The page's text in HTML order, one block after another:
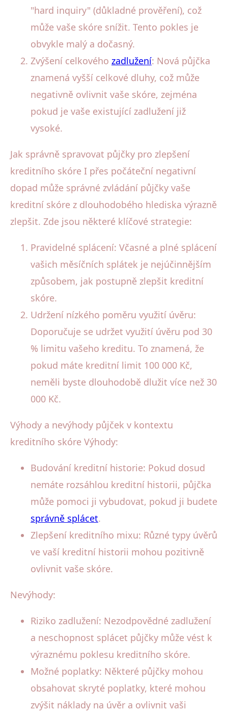
"hard inquiry" (důkladné prověření), což
může vaše skóre snížit. Tento pokles je
obvykle malý a dočasný.
Zvýšení celkového zadlužení: Nová půjčka
znamená vyšší celkové dluhy, což může
negativně ovlivnit vaše skóre, zejména
pokud je vaše existující zadlužení již
vysoké.
Jak správně spravovat půjčky pro zlepšení
kreditního skóre I přes počáteční negativní
dopad může správné zvládání půjčky vaše
kreditní skóre z dlouhodobého hlediska výrazně
zlepšit. Zde jsou některé klíčové strategie:
Pravidelné splácení: Včasné a plné splácení
vašich měsíčních splátek je nejúčinnějším
způsobem, jak postupně zlepšit kreditní
skóre.
Udržení nízkého poměru využití úvěru:
Doporučuje se udržet využití úvěru pod 30
% limitu vašeho kreditu. To znamená, že
pokud máte kreditní limit 100 000 Kč,
neměli byste dlouhodobě dlužit více než 30
000 Kč.
Výhody a nevýhody půjček v kontextu
kreditního skóre Výhody:
Budování kreditní historie: Pokud dosud
nemáte rozsáhlou kreditní historii, půjčka
může pomoci ji vybudovat, pokud ji budete
správně splácet.
Zlepšení kreditního mixu: Různé typy úvěrů
ve vaší kreditní historii mohou pozitivně
ovlivnit vaše skóre.
Nevýhody:
Riziko zadlužení: Nezodpovědné zadlužení
a neschopnost splácet půjčky může vést k
výraznému poklesu kreditního skóre.
Možné poplatky: Některé půjčky mohou
obsahovat skryté poplatky, které mohou
zvýšit náklady na úvěr a ovlivnit vaši